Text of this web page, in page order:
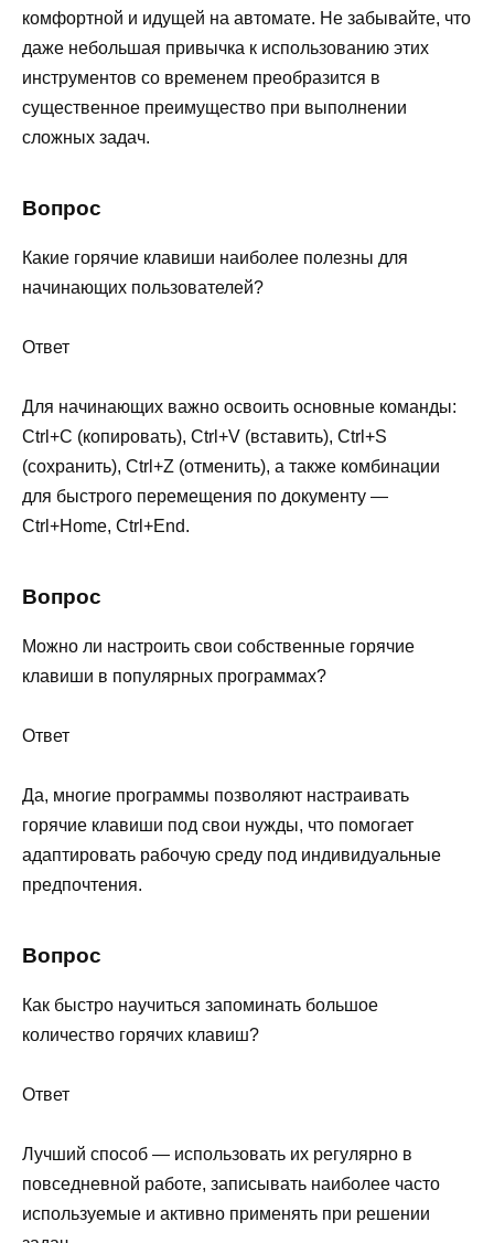
комфортной и идущей на автомате. Не забывайте, что
даже небольшая привычка к использованию этих
инструментов со временем преобразится в
существенное преимущество при выполнении
сложных задач.
Вопрос
Какие горячие клавиши наиболее полезны для
начинающих пользователей?
Ответ
Для начинающих важно освоить основные команды:
Ctrl+C (копировать), Ctrl+V (вставить), Ctrl+S
(сохранить), Ctrl+Z (отменить), а также комбинации
для быстрого перемещения по документу —
Ctrl+Home, Ctrl+End.
Вопрос
Можно ли настроить свои собственные горячие
клавиши в популярных программах?
Ответ
Да, многие программы позволяют настраивать
горячие клавиши под свои нужды, что помогает
адаптировать рабочую среду под индивидуальные
предпочтения.
Вопрос
Как быстро научиться запоминать большое
количество горячих клавиш?
Ответ
Лучший способ — использовать их регулярно в
повседневной работе, записывать наиболее часто
используемые и активно применять при решении